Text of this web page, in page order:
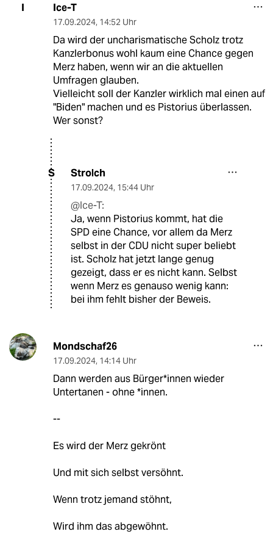
I Ice-T
17.09.2024, 14:52 Uhr
Da wird der uncharismatische Scholz trotz
Kanzlerbonus wohl kaum eine Chance gegen
Merz haben, wenn wir an die aktuellen
Umfragen glauben.
Vielleicht soll der Kanzler wirklich mal einen auf
"Biden" machen und es Pistorius überlassen.
Wer sonst?
S Strolch
17.09.2024, 15:44 Uhr
@Ice-T:
Ja, wenn Pistorius kommt, hat die
SPD eine Chance, vor allem da Merz
selbst in der CDU nicht super beliebt
ist. Scholz hat jetzt lange genug
gezeigt, dass er es nicht kann. Selbst
wenn Merz es genauso wenig kann:
bei ihm fehlt bisher der Beweis.
Mondschaf26
17.09.2024, 14:14 Uhr
Dann werden aus Bürger*innen wieder
Untertanen - ohne *innen.
--
Es wird der Merz gekrönt
Und mit sich selbst versöhnt.
Wenn trotz jemand stöhnt,
Wird ihm das abgewöhnt.